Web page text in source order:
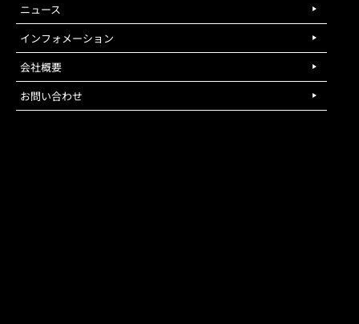
ニュース
インフォメーション
会社概要
お問い合わせ